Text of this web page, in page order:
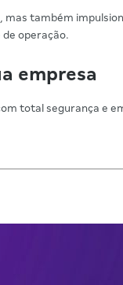
, mas também
operação.
empresa
total segurança e